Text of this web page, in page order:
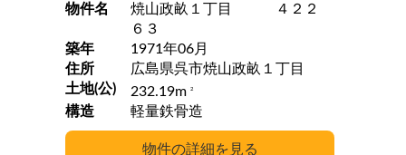
物件名
焼山政畝１丁目 ４２２
６３
築年
1971年06月
住所
広島県呉市焼山政畝１丁目
土地(公)
232.19m 2
構造 軽量鉄骨造